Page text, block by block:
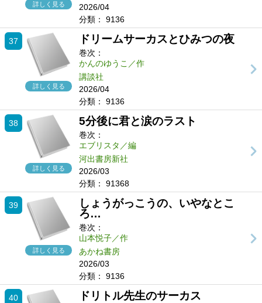
詳しく見る
2026/04
分類：
9136
37
詳しく見る
ドリームサーカスとひみつの夜
巻次：
かんのゆうこ／作
講談社
2026/04
分類：
9136
38
詳しく見る
5分後に君と涙のラスト
巻次：
エブリスタ／編
河出書房新社
2026/03
分類：
91368
39
詳しく見る
しょうがっこうの、いやなとこ
ろ…
巻次：
山本悦子／作
あかね書房
2026/03
分類：
9136
40 ドリトル先生のサーカス